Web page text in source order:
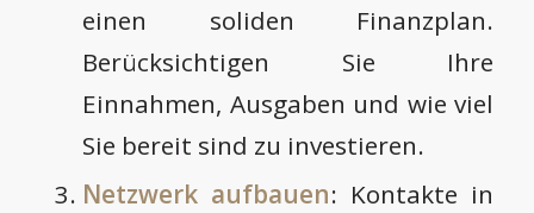
einen soliden Finanzplan.
Berücksichtigen Sie Ihre
Einnahmen, Ausgaben und wie viel
Sie bereit sind zu investieren.
Netzwerk aufbauen: Kontakte in